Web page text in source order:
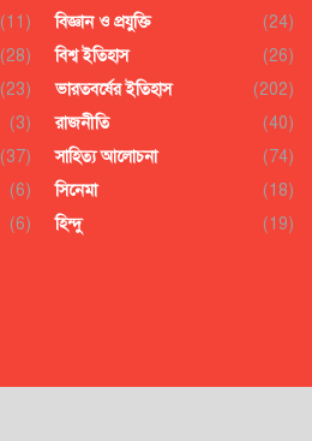
(11)
(28)
(23)
(3)
(37)
(6)
(6)
বিজ্ঞান ও প্রযুক্তি
(24)
বিশ্ব ইতিহাস
(26)
ভারতবর্ষের ইতিহাস
(202)
রাজনীতি
(40)
সাহিত্য আলোচনা
(74)
সিনেমা
(18)
হিন্দু
(19)